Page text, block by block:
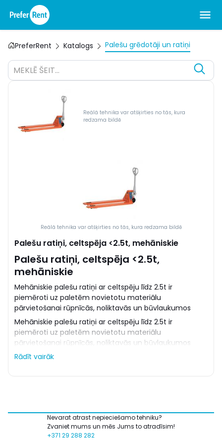
PreferRent Katalogs Palešu grēdotāji un ratiņi
MEKLĒ ŠEIT...
Reālā tehnika var atšķirties no tās, kura
redzama bildē
Reālā tehnika var atšķirties no tās, kura redzama bildē
Palešu ratiņi, celtspēja <2.5t, mehāniskie
Palešu ratiņi, celtspēja <2.5t,
mehāniskie
Mehāniskie palešu ratiņi ar celtspēju līdz 2.5t ir
piemēroti uz paletēm novietotu materiālu
pārvietošanai rūpnīcās, noliktavās un būvlaukumos
Mehāniskie palešu ratiņi ar celtspēju līdz 2.5t ir
piemēroti uz paletēm novietotu materiālu
pārvietošanai rūpnīcās, noliktavās un būvlaukumos
Rādīt vairāk
Nevarat atrast nepieciešamo tehniku?
Zvaniet mums un mēs Jums to atradīsim!
+371 29 288 282